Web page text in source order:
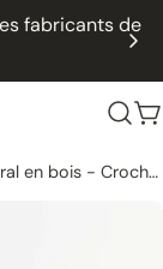
fabricants de
Crochet mural en bois - Crochet à vêtements en chêne pour l'entrée - Noir